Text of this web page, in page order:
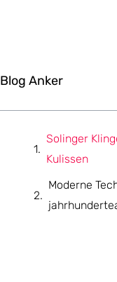
Blog Anker
Solinger
Kulissen
Moderne